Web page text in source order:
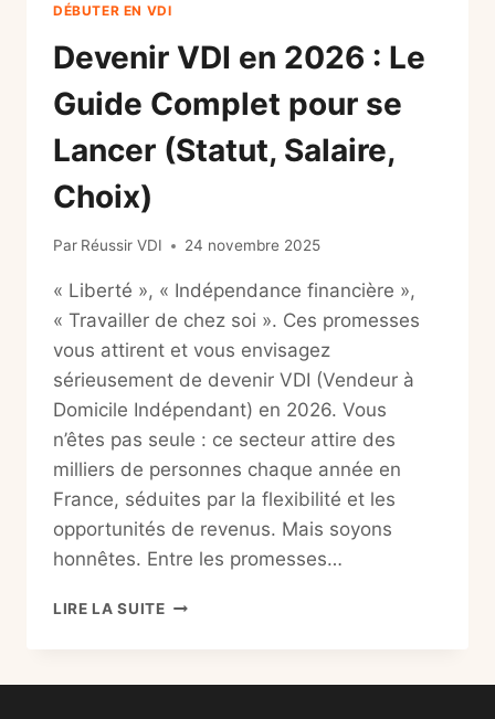
DÉBUTER EN VDI
Devenir VDI en 2026 : Le
Guide Complet pour se
Lancer (Statut, Salaire,
Choix)
Par Réussir VDI 24 novembre 2025
« Liberté », « Indépendance financière »,
« Travailler de chez soi ». Ces promesses
vous attirent et vous envisagez
sérieusement de devenir VDI (Vendeur à
Domicile Indépendant) en 2026. Vous
n’êtes pas seule : ce secteur attire des
milliers de personnes chaque année en
France, séduites par la flexibilité et les
opportunités de revenus. Mais soyons
honnêtes. Entre les promesses…
LIRE LA SUITEDEVENIR